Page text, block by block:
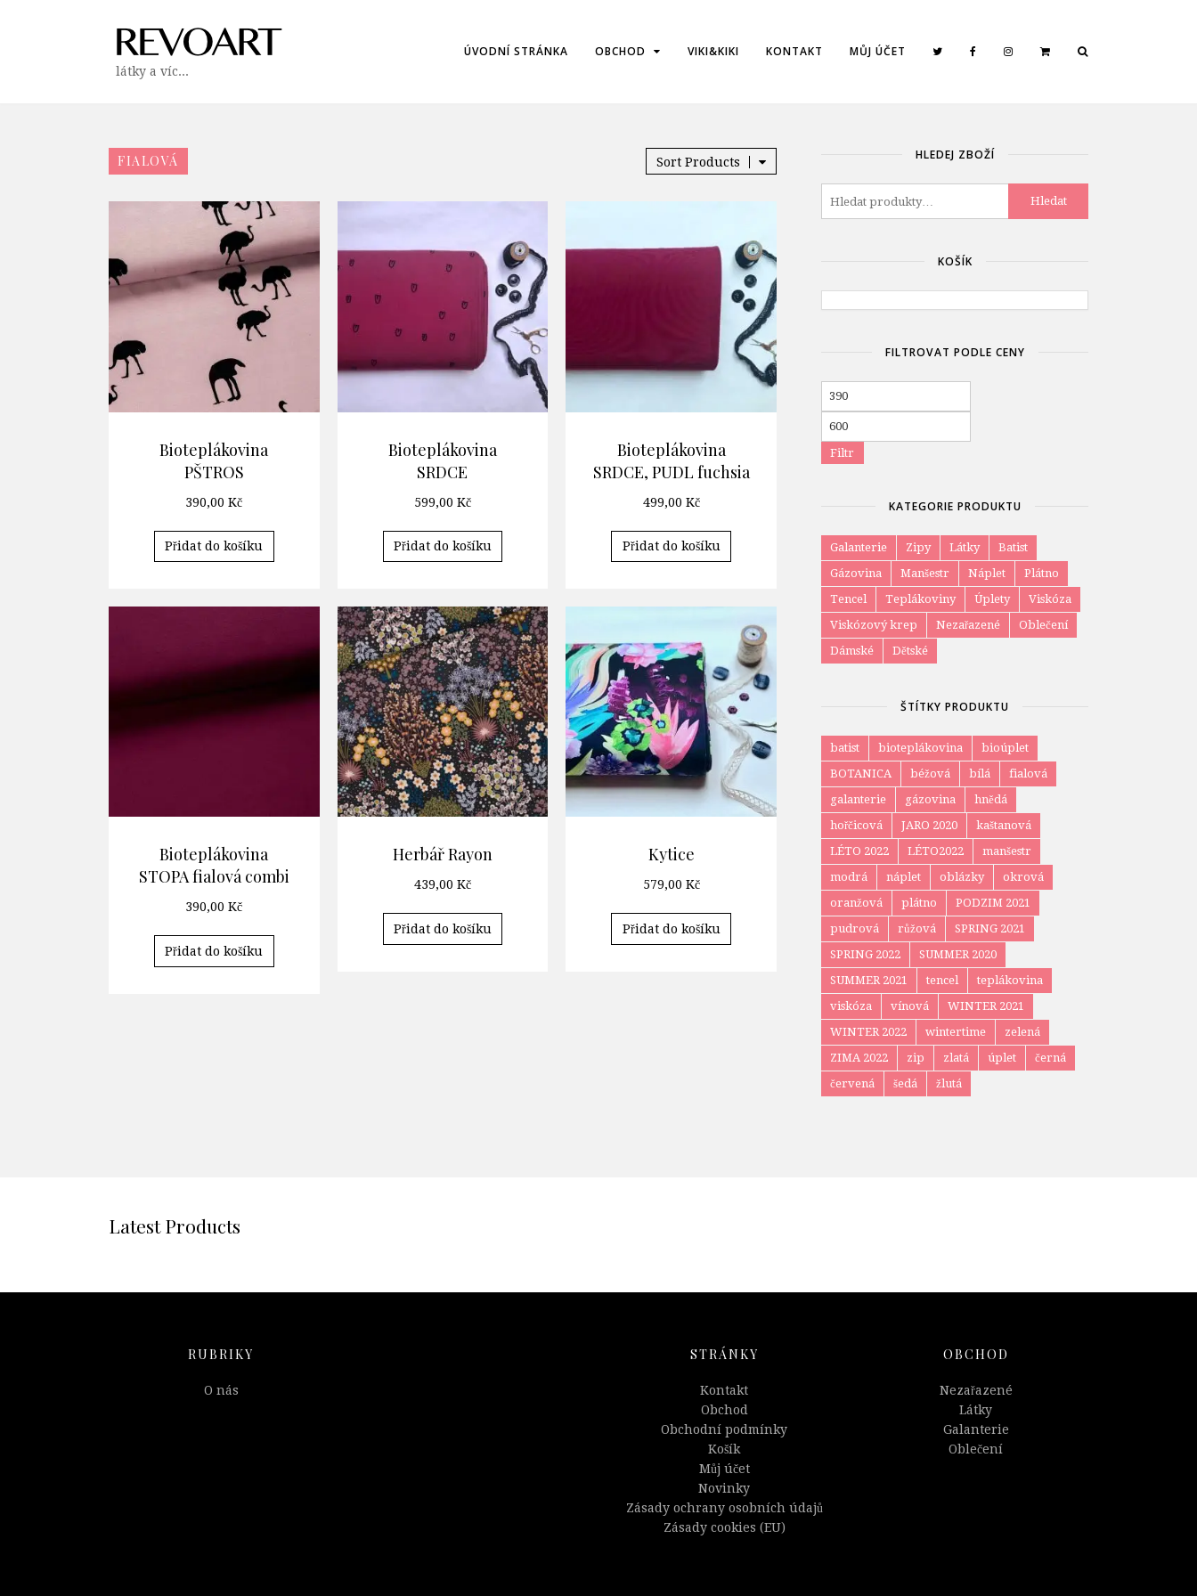
látky a víc...
ÚVODNÍ STRÁNKA OBCHOD VIKI&KIKI KONTAKT MŮJ ÚČET
FIALOVÁ Sort Products
Bioteplákovina
PŠTROS
390,00Kč
Přidat do košíku
Bioteplákovina
SRDCE
599,00 Kč
Přidat do košíku
Bioteplákovina
SRDCE, PUDL fuchsia
499,00 Kč
Přidat do košíku
Bioteplákovina
STOPA fialová combi
390,00Kč
Přidat do košíku
Herbář Rayon
439,00 Kč
Přidat do košíku
Kytice
579,00 Kč
Přidat do košíku
HLEDEJ ZBOŽÍ
Hledat
KOŠÍK
FILTROVAT PODLE CENY
Filtr
KATEGORIE PRODUKTU
Galanterie Zipy Látky
Batist
Gázovina
Manšestr Náplet
Plátno
Tencel
Teplákoviny Úplety
Viskóza
Viskózový krep
Nezařazené
Oblečení
Dámské
Dětské
ŠTÍTKY PRODUKTU
batist bioteplákovina
bioúplet
BOTANICA
béžová bílá
fialová
galanterie
gázovina
hnědá
hořčicová
JARO 2020
kaštanová
LÉTO 2022
LÉTO2022
manšestr
modrá
náplet oblázky
okrová
oranžová
plátno
PODZIM 2021
pudrová
růžová
SPRING 2021
SPRING 2022
SUMMER 2020
SUMMER 2021
tencel
teplákovina
viskóza
vínová
WINTER 2021
WINTER 2022
wintertime
zelená
ZIMA 2022
zip zlatá úplet
černá
červená
šedá žlutá
Latest Products
RUBRIKY
O nás
STRÁNKY
Kontakt
Obchod
Obchodní podmínky
Košík
Můj účet
Novinky
Zásady ochrany osobních údajů
Zásady cookies (EU)
OBCHOD
Nezařazené
Látky
Galanterie
Oblečení